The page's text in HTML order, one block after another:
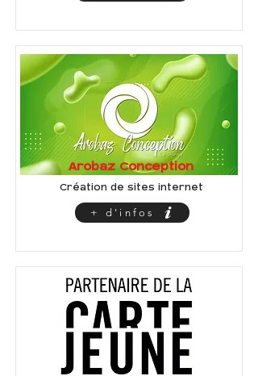
Arobaz Conception
Création de sites internet
+ d'infos